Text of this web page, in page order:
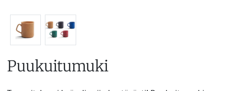
Puukuitumuki